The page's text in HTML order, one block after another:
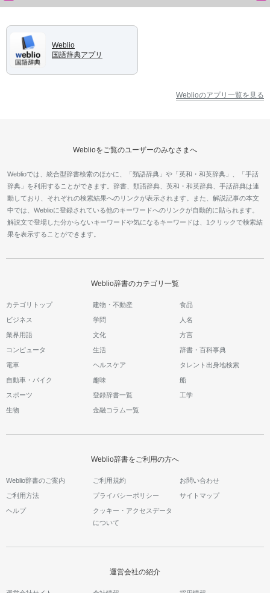
Weblio
国語辞典アプリ
Weblioのアプリ一覧を見る
Weblioをご覧のユーザーのみなさまへ
Weblioでは、統合型辞書検索のほかに、「類語辞典」や「英和・和英辞典」、「手話
辞典」を利用することができます。辞書、類語辞典、英和・和英辞典、手話辞典は連
動しており、それぞれの検索結果へのリンクが表示されます。また、解説記事の本文
中では、Weblioに登録されている他のキーワードへのリンクが自動的に貼られます。
解説文で登場した分からないキーワードや気になるキーワードは、1クリックで検索結
果を表示することができます。
Weblio辞書のカテゴリ一覧
カテゴリトップ 建物・不動産 食品
ビジネス 学問 人名
業界用語 文化 方言
コンピュータ 生活 辞書・百科事典
電車 ヘルスケア タレント出身地検索
自動車・バイク 趣味 船
スポーツ 登録辞書一覧 工学
生物 金融コラム一覧
Weblio辞書をご利用の方へ
Weblio辞書のご案内 ご利用規約 お問い合わせ
ご利用方法 プライバシーポリシー サイトマップ
ヘルプ
クッキー・アクセスデータ
について
運営会社の紹介